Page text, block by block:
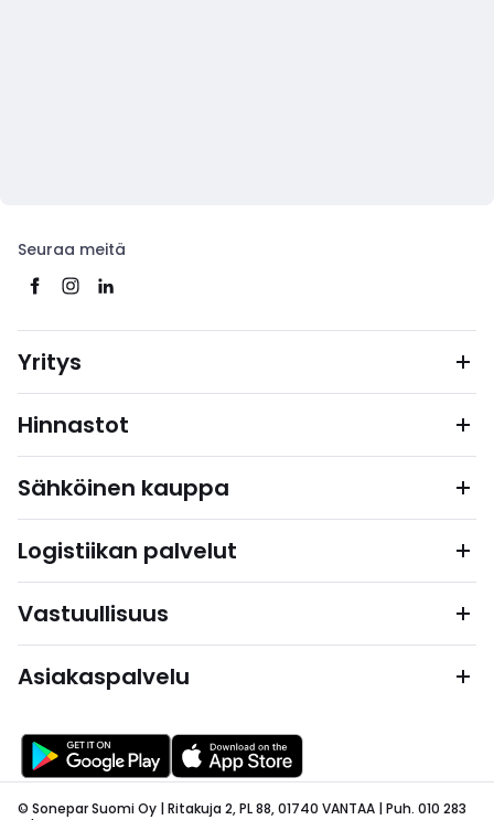
Seuraa meitä
Yritys
Hinnastot
Sähköinen kauppa
Logistiikan palvelut
Vastuullisuus
Asiakaspalvelu
© Sonepar Suomi Oy | Ritakuja 2, PL 88, 01740 VANTAA | Puh. 010 283